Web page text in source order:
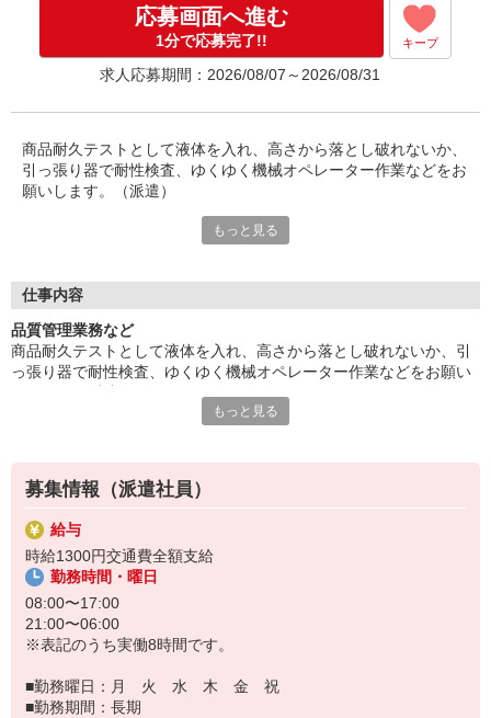
応募画面へ進む
1分で応募完了!! キープ
求人応募期間：2026/08/07～2026/08/31
商品耐久テストとして液体を入れ、高さから落とし破れないか、
引っ張り器で耐性検査、ゆくゆく機械オペレーター作業などをお
願いします。（派遣）
人気の座り作業。皆勤手当てあり。空調完備で快適。とても綺麗
年齢層の方が活躍しています。
ざいます。詳細はオペレーターまでお問合せください。
『テクノ・サービス』は、派遣業界大手スタッフサービスグルー
全国にあるお仕事の中から、一人ひとりのスキルや希望条件に応
安全管理体制も万全ですので安心してご就業いただけます。
登録方法は、【オンライン】【電話】【登録会来場】の3つから
選べます♪
★★履歴書・証明写真は不要！★★
また、ご登録済の方はお仕事の紹介がスムーズです。
ご応募お待ちしています。
もっと見る
仕事内容
品質管理業務など
商品耐久テストとして液体を入れ、高さから落とし破れないか、引
っ張り器で耐性検査、ゆくゆく機械オペレーター作業などをお願い
人気の座り作業。皆勤手当てあり。空調完備で快適。とても綺麗な
齢層の方が活躍しています。
＊座り仕事です
もっと見る
募集情報（派遣社員）
給与
時給1300円交通費全額支給
勤務時間・曜日
08:00〜17:00
21:00〜06:00
※表記のうち実働8時間です。
■勤務曜日：月 火 水 木 金 祝
■勤務期間：長期